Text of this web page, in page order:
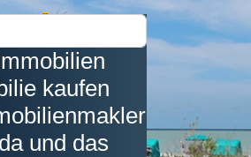
kaufen
und das